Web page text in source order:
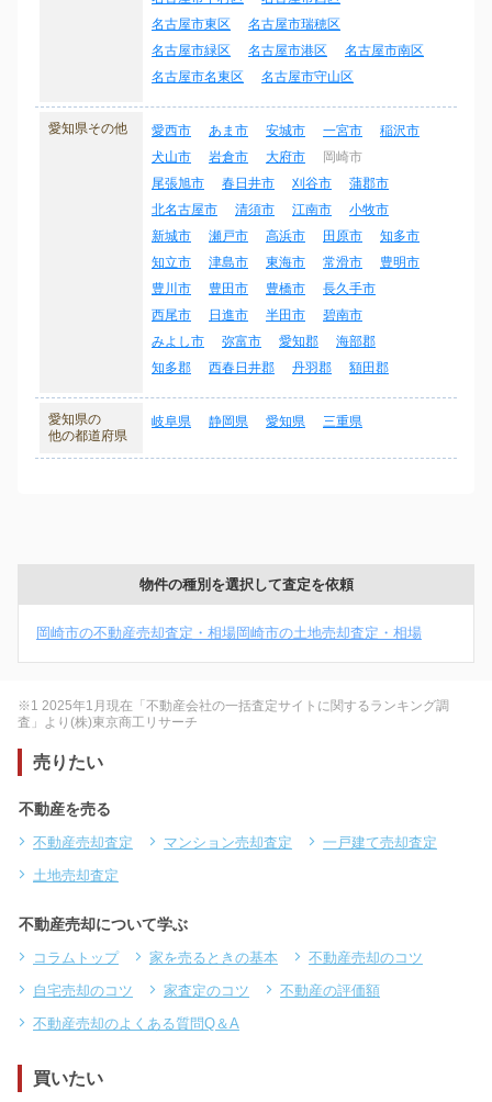
名古屋市東区
名古屋市瑞穂区
名古屋市緑区
名古屋市港区
名古屋市南区
名古屋市名東区
名古屋市守山区
愛知県その他 愛西市 あま市 安城市 一宮市
稲沢市
犬山市
岩倉市 大府市
岡崎市
尾張旭市
春日井市 刈谷市
蒲郡市
北名古屋市
清須市 江南市
小牧市
新城市
瀬戸市 高浜市 田原市
知多市
知立市
津島市 東海市 常滑市
豊明市
豊川市
豊田市 豊橋市
長久手市
西尾市
日進市 半田市
碧南市
みよし市
弥富市 愛知郡
海部郡
知多郡
西春日井郡 丹羽郡 額田郡
愛知県の
他の都道府県
岐阜県 静岡県 愛知県 三重県
物件の種別を選択して査定を依頼
岡崎市の不動産売却査定・相場岡崎市の土地売却査定・相場
※1 2025年1月現在「不動産会社の一括査定サイトに関するランキング調
査」より(株)東京商工リサーチ
売りたい
不動産を売る
不動産売却査定 マンション売却査定
一戸建て売却査定
土地売却査定
不動産売却について学ぶ
コラムトップ 家を売るときの基本
不動産売却のコツ
自宅売却のコツ
家査定のコツ
不動産の評価額
不動産売却のよくある質問Q＆A
買いたい